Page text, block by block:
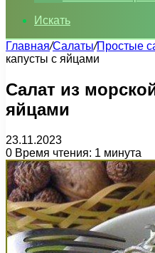
Искать
Главная/Салаты/Простые
капусты с яйцами
Салат из
яйцами
23.11.2023
0 Время чтения: 1 минута